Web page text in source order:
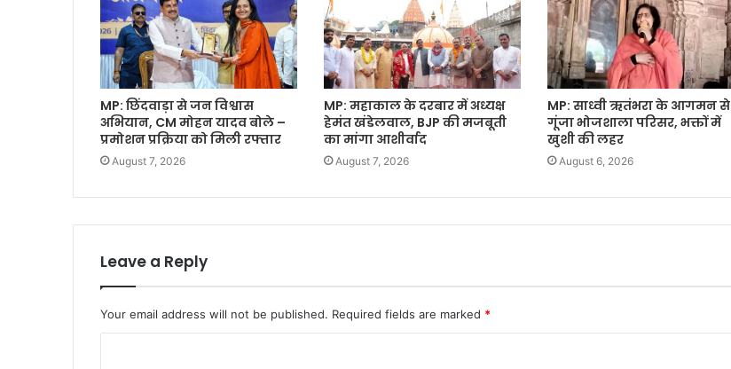
MP: छिंदवाड़ा से जन विश्वास
अभियान, CM मोहन यादव बोले –
प्रमोशन प्रक्रिया को मिली रफ्तार
August 7, 2026
MP: महाकाल के दरबार में अध्यक्ष
हेमंत खंडेलवाल, BJP की मजबूती
का मांगा आशीर्वाद
August 7, 2026
MP: साध्वी ऋतंभरा के आगमन से
गूंजा भोजशाला परिसर, भक्तों में
खुशी की लहर
August 6, 2026
Leave a Reply
Your email address will not be published. Required fields are marked *